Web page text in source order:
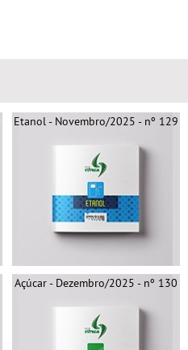
Etanol - Novembro/2025 - nº 129
Açúcar - Dezembro/2025 - nº 130